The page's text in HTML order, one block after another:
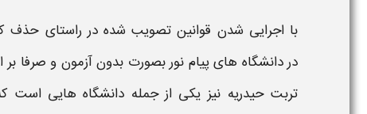
دردانشگاه های پیام نور بصورت بدون آزمون و صرفا
تربت حیدریه نیز یکی از جمله دانشگاه هایی است